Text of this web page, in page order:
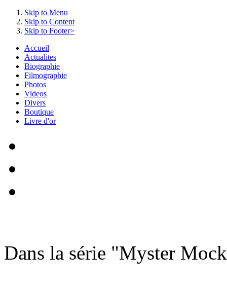
Skip to Menu
Skip to Content
Skip to Footer>
Accueil
Actualites
Biographie
Filmographie
Photos
Videos
Divers
Boutique
Livre d'or
Dans la série "Myster